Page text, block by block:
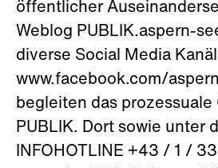
öffentlicher
Weblog PUBLIK.aspern-
diverse Social Media
www.facebook.com/
begleiten das prozessuale
PUBLIK. Dort sowie unter
INFOHOTLINE +43 / 1 /